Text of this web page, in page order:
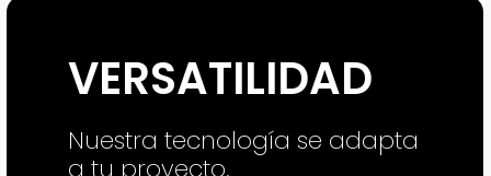
VERSATILIDAD
Nuestra tecnología se adapta